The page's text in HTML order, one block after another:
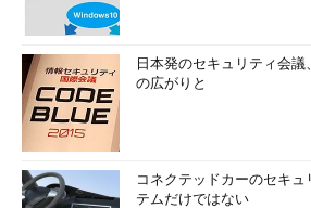
日本発のセキュリティ会
の広がりと
コネクテッドカーのセキ
テムだけではない